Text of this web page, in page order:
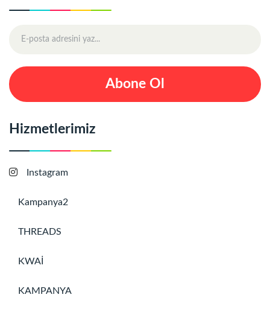
Abone Ol
Hizmetlerimiz
Instagram
Kampanya2
THREADS
KWAİ
KAMPANYA